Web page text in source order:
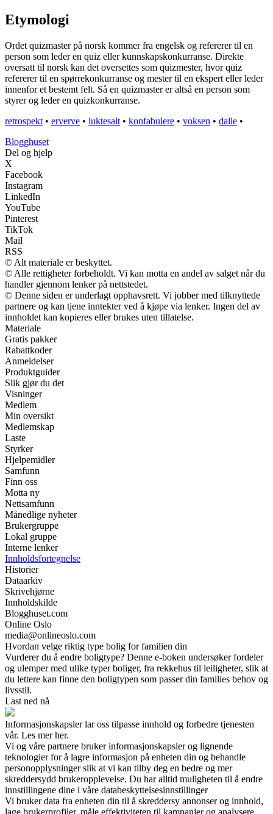
Etymologi
Ordet quizmaster på norsk kommer fra engelsk og refererer til en
person som leder en quiz eller kunnskapskonkurranse. Direkte
oversatt til norsk kan det oversettes som quizmester, hvor quiz
refererer til en spørrekonkurranse og mester til en ekspert eller leder
innenfor et bestemt felt. Så en quizmaster er altså en person som
styrer og leder en quizkonkurranse.
retrospekt • erverve • luktesalt • konfabulere • voksen • dalle •
Blogghuset
Del og hjelp
X
Facebook
Instagram
LinkedIn
YouTube
Pinterest
TikTok
Mail
RSS
© Alt materiale er beskyttet.
© Alle rettigheter forbeholdt. Vi kan motta en andel av salget når du
handler gjennom lenker på nettstedet.
© Denne siden er underlagt opphavsrett. Vi jobber med tilknyttede
partnere og kan tjene inntekter ved å kjøpe via lenker. Ingen del av
innholdet kan kopieres eller brukes uten tillatelse.
Materiale
Gratis pakker
Rabattkoder
Anmeldelser
Produktguider
Slik gjør du det
Visninger
Medlem
Min oversikt
Medlemskap
Laste
Styrker
Hjelpemidler
Samfunn
Finn oss
Motta ny
Nettsamfunn
Månedlige nyheter
Brukergruppe
Lokal gruppe
Interne lenker
Innholdsfortegnelse
Historier
Dataarkiv
Skrivehjørne
Innholdskilde
Blogghuset.com
Online Oslo
media@onlineoslo.com
Hvordan velge riktig type bolig for familien din
Vurderer du å endre boligtype? Denne e-boken undersøker fordeler
og ulemper med ulike typer boliger, fra rekkehus til leiligheter, slik at
du lettere kan finne den boligtypen som passer din families behov og
livsstil.
Last ned nå
Informasjonskapsler lar oss tilpasse innhold og forbedre tjenesten
vår. Les mer her.
Vi og våre partnere bruker informasjonskapsler og lignende
teknologier for å lagre informasjon på enheten din og behandle
personopplysninger slik at vi kan tilby deg en bedre og mer
skreddersydd brukeropplevelse. Du har alltid muligheten til å endre
innstillingene dine i våre databeskyttelsesinnstillinger
Vi bruker data fra enheten din til å skreddersy annonser og innhold,